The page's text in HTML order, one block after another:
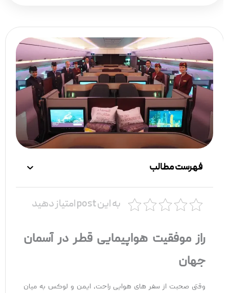
فهرست مطالب
به این post امتیاز دهید
راز موفقیت هواپیمایی قطر در آسمان
جهان
وقتی صحبت از سفر های هوایی راحت، ایمن و لوکس به میان